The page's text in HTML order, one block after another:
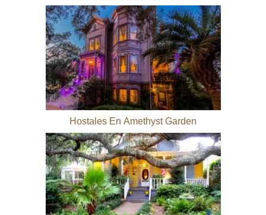
Hostales En Amethyst Garden